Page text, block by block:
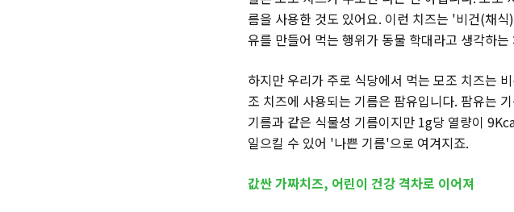
름을 사용한 것도 있어요. 이런 치즈는 '비건(채
유를 만들어 먹는 행위가 동물 학대라고 생각하
하지만 우리가 주로 식당에서 먹는 모조 치즈는
조 치즈에 사용되는 기름은 팜유입니다. 팜유는
기름과 같은 식물성 기름이지만 1g당 열량이
일으킬 수 있어 '나쁜 기름'으로 여겨지죠.
값싼 가짜치즈, 어린이 건강 격차로 이어져